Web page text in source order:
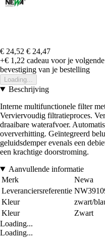
€ 24,52 € 24,47
+€ 1,22 cadeau voor je
bevestiging van je bestelling
Loading...
Beschrijving
Interne multifunctionele filter
Verviervoudig filtratieproces.
draaibare waterafvoer.
oververhitting. Geïntegreerd
geluidsdemper evenals een
een krachtige doorstroming.
Aanvullende informatie
Merk
Newa
Leveranciersreferentie
Kleur
zwart/
Kleur
Zwart
Loading...
Loading...